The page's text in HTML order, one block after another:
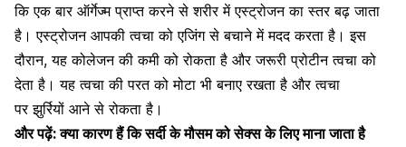
कि एक बार ऑर्गेज्म प्राप्त करने से शरीर में एस्ट्रोजन का स्तर बढ़ जाता
है। एस्ट्रोजन आपकी त्वचा को एजिंग से बचाने में मदद करता है। इस
दौरान, यह कोलेजन की कमी को रोकता है और जरूरी प्रोटीन त्वचा को
देता है। यह त्वचा की परत को मोटा भी बनाए रखता है और त्वचा
परझुर्रियों आने से रोकता है।
और पढ़ें:क्या कारण हैं कि सर्दी के मौसम को सेक्स के लिए माना जाता है